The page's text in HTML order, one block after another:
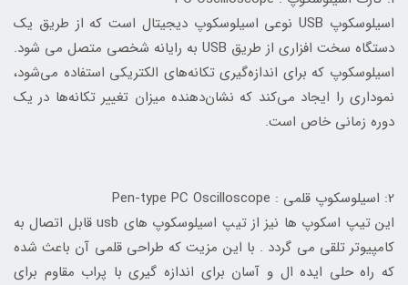
اسیلوسکوپ USB نوعی اسیلوسکوپ دیجیتال است که از طریق یک
دستگاه سخت افزاری از طریق USB به رایانه شخصی متصل می شود.
اسیلوسکوپ که برای اندازه‌گیری تکانه‌های الکتریکی استفاده می‌شود،
نموداری را ایجاد می‌کند که نشان‌دهنده میزان تغییر تکانه‌ها در یک
دوره زمانی خاص است.
2: اسیلوسکوپ قلمی : Pen-type PC Oscilloscope
این تیپ اسکوپ ها نیز از تیپ اسیلوسکوپ های usb قابل اتصال به
کامپیوتر تلقی می گردد . با این مزیت که طراحی قلمی آن باعث شده
که راه حلی ایده ال و آسان برای اندازه گیری با پراب مقاوم برای